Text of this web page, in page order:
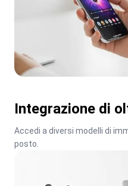
Integrazione di
Accedi a diversi modelli di
posto.